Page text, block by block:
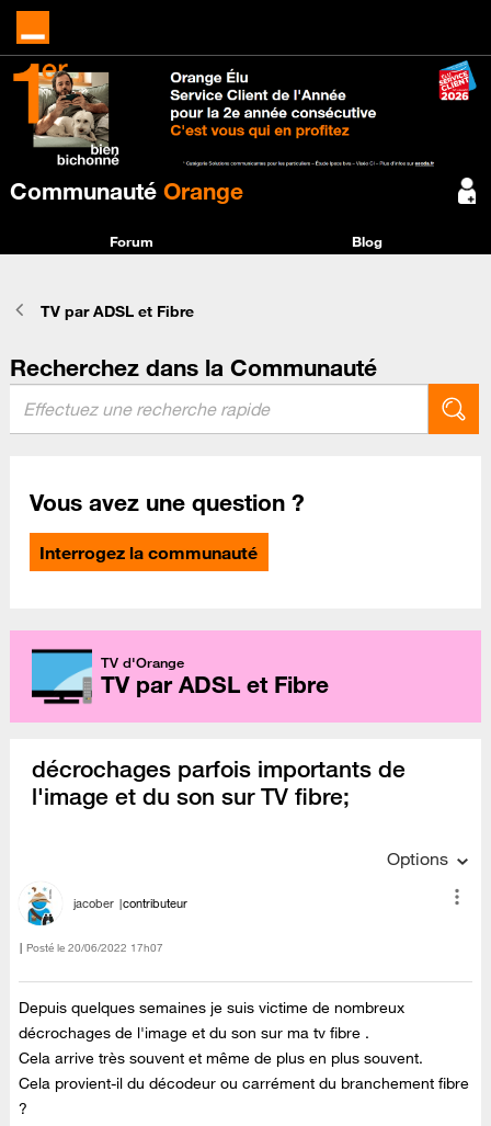
Communauté Orange
Forum Blog
TV par ADSL et Fibre
Recherchez dans la Communauté
Vous avez une question ?
Interrogez la communauté
TV d'Orange
TV par ADSL et Fibre
décrochages parfois importants de
l'image et du son sur TV fibre;
Options
jacober contributeur
Posté le ‎20/06/2022 17h07
Depuis quelques semaines je suis victime de nombreux
décrochages de l'image et du son sur ma tv fibre .
Cela arrive très souvent et même de plus en plus souvent.
Cela provient-il du décodeur ou carrément du branchement fibre
?